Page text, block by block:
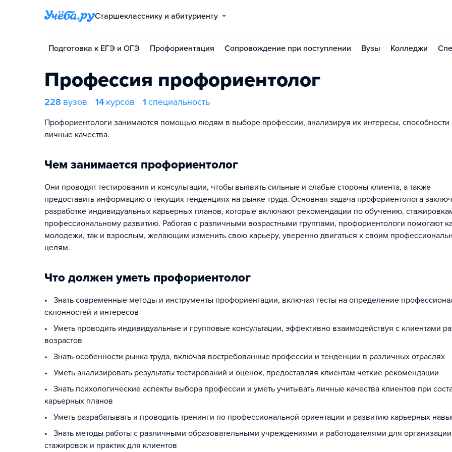
Старшекласснику и абитуриенту
Подготовка к ЕГЭ и ОГЭ Профориентация Сопровождение при поступлении Вузы Колледжи
Профессия профориентолог
228 вузов 14 курсов 1 специальность
Профориентологи занимаются помощью людям в выборе профессии, анализируя их интересы, способности
личные качества.
Чем занимается профориентолог
Они проводят тестирования и консультации, чтобы выявить сильные и слабые стороны клиента, а также
предоставить информацию о текущих тенденциях на рынке труда. Основная задача профориентолога
разработке индивидуальных карьерных планов, которые включают рекомендации по обучению,
профессиональному развитию. Работая с различными возрастными группами, профориентологи помогают
молодежи, так и взрослым, желающим изменить свою карьеру, уверенно двигаться к своим
целям.
Что должен уметь профориентолог
• Знать современные методы и инструменты профориентации, включая тесты на определение
склонностей и интересов
• Уметь проводить индивидуальные и групповые консультации, эффективно взаимодействуя с клиентами
возрастов
• Знать особенности рынка труда, включая востребованные профессии и тенденции в различных отраслях
• Уметь анализировать результаты тестирований и оценок, предоставляя клиентам четкие рекомендации
• Знать психологические аспекты выбора профессии и уметь учитывать личные качества клиентов при
карьерных планов
• Уметь разрабатывать и проводить тренинги по профессиональной ориентации и развитию карьерных
• Знать методы работы с различными образовательными учреждениями и работодателями для организации
стажировок и практик для клиентов